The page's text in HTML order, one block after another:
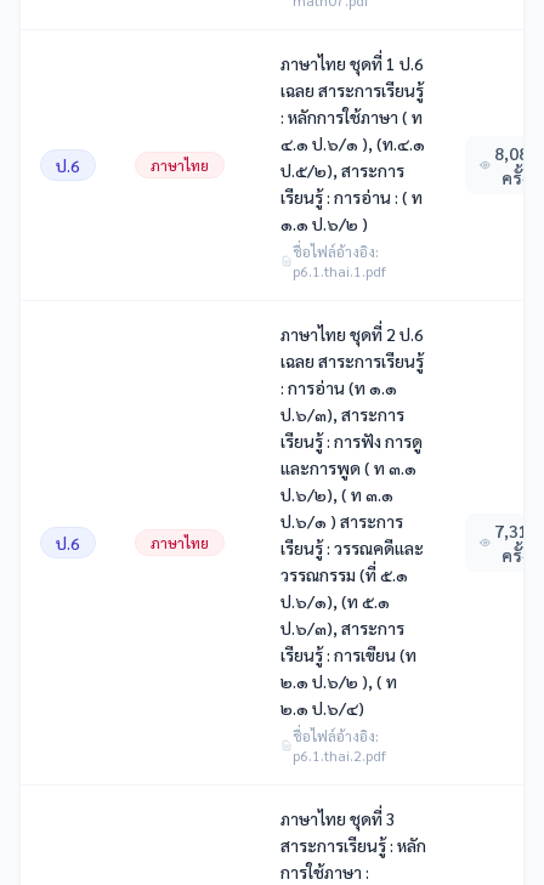
ป.6 ภาษาไทย
ภาษาไทย ชุดที่ 1 ป.6
เฉลย สาระการเรียนรู้
: หลักการใช้ภาษา ( ท
๔.๑ ป.๖/๑ ), (ท.๔.๑
ป.๕/๒), สาระการ
เรียนรู้ : การอ่าน : ( ท
๑.๑ ป.๖/๒ )
ชื่อไฟล์อ้างอิง:
p6.1.thai.1.pdf
8,081
ครั้ง
ป.6 ภาษาไทย
ภาษาไทย ชุดที่ 2 ป.6
เฉลย สาระการเรียนรู้
: การอ่าน (ท ๑.๑
ป.๖/๓), สาระการ
เรียนรู้ : การฟัง การดู
และการพูด ( ท ๓.๑
ป.๖/๒), ( ท ๓.๑
ป.๖/๑ ) สาระการ
เรียนรู้ : วรรณคดีและ
วรรณกรรม (ที่ ๕.๑
ป.๖/๑), (ท ๕.๑
ป.๖/๓), สาระการ
เรียนรู้ : การเขียน (ท
๒.๑ ป.๖/๒ ), ( ท
๒.๑ ป.๖/๔)
ชื่อไฟล์อ้างอิง:
p6.1.thai.2.pdf
7,310
ครั้ง
ภาษาไทย ชุดที่ 3
สาระการเรียนรู้ : หลัก
การใช้ภาษา :